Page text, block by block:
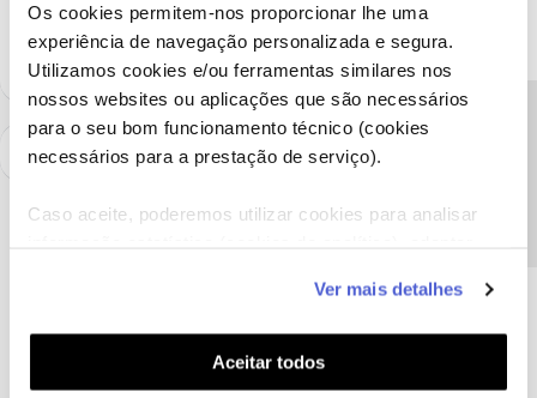
Os cookies permitem-nos proporcionar lhe uma
experiência de navegação personalizada e segura.
Utilizamos cookies e/ou ferramentas similares nos
nossos websites ou aplicações que são necessários
para o seu bom funcionamento técnico (cookies
necessários para a prestação de serviço).
Caso aceite, poderemos utilizar cookies para analisar
funcionalidades (cookies de personalização e
funcionalidade) e adaptar anúncios aos seus interesses
(cookies de publicidade personalizada). Pode gerir a
utilização dos cookies clicando em "Configurar
Ver mais detalhes
Aceitar todos
sempre a par das ultimas novidades.